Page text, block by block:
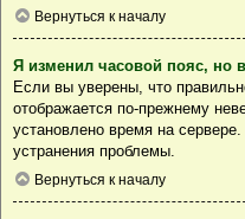
Вернуться к началу
Я изменил часовой пояс, но
Если вы уверены, что
отображается по-прежнему
установлено время на
устранения проблемы.
Вернуться к началу